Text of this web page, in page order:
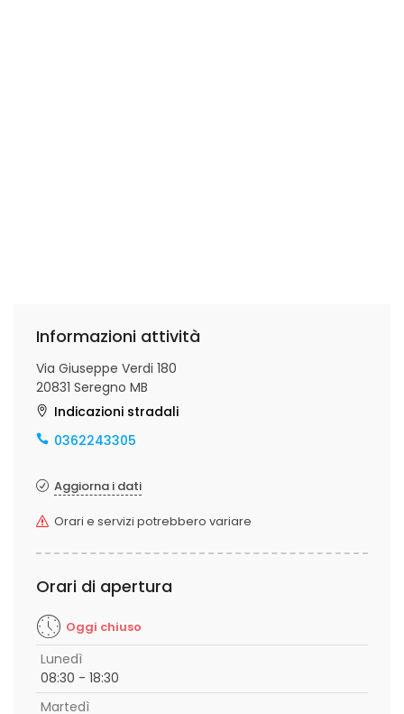
Informazioni attività
Via Giuseppe Verdi 180
20831 Seregno MB
Indicazioni stradali
0362243305
Aggiorna i dati
Orari e servizi potrebbero variare
Orari di apertura
Oggi chiuso
Lunedì
08:30 - 18:30
Martedì